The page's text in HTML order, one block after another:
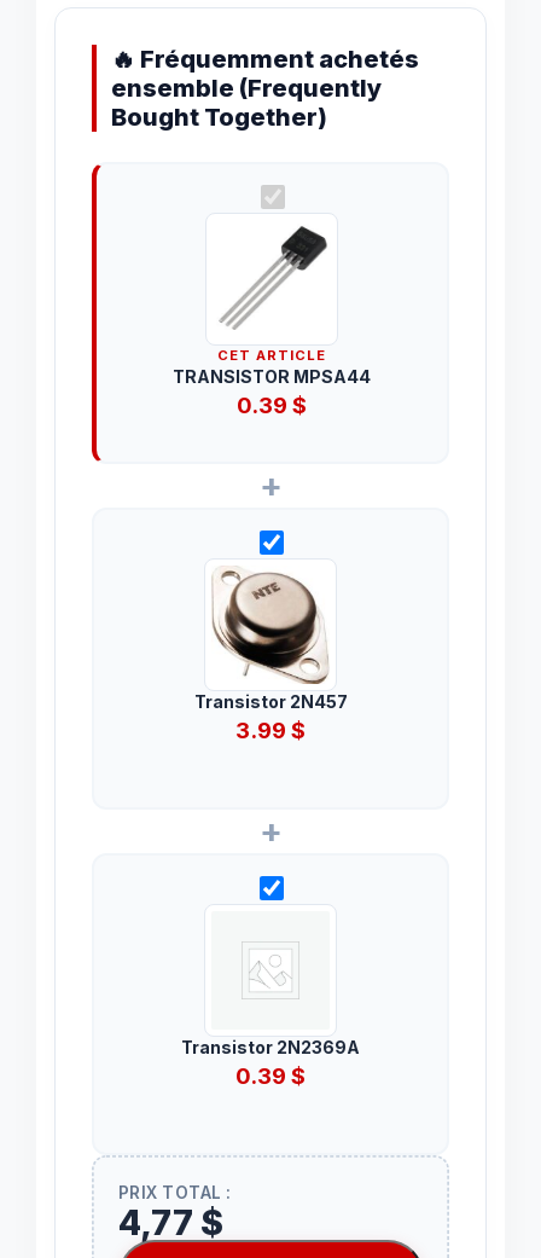
🔥 Fréquemment achetés
ensemble (Frequently
Bought Together)
CET ARTICLE
TRANSISTOR MPSA44
0.39$
+
Transistor 2N457
3.99 $
+
Transistor 2N2369A
0.39 $
PRIX TOTAL :
4,77 $